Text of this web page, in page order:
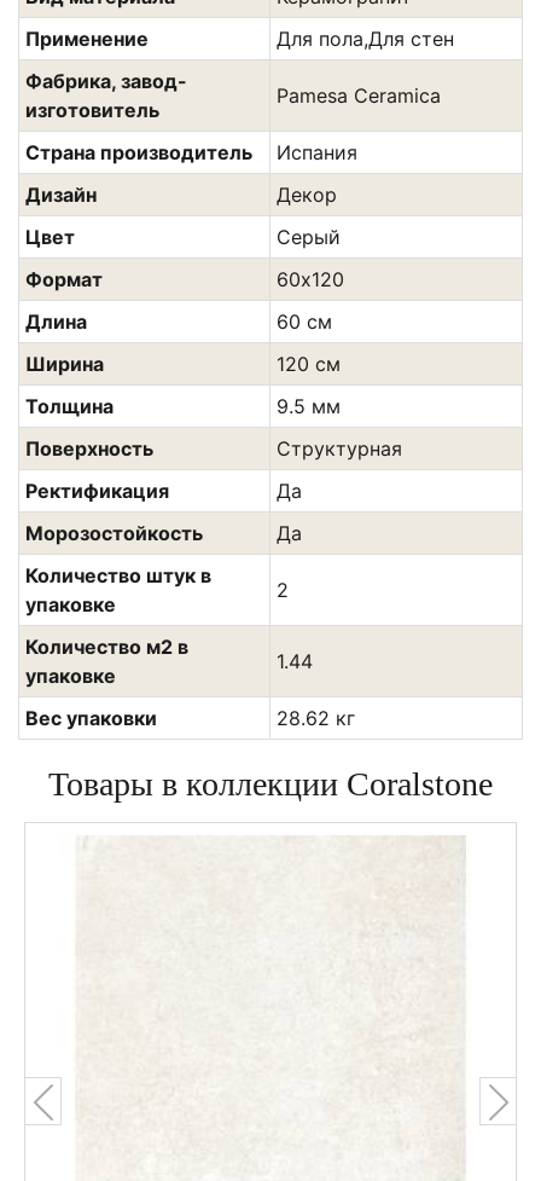
Применение
Для пола,Для стен
Фабрика, завод-
изготовитель
Pamesa Ceramica
Страна производитель
Испания
Дизайн
Декор
Цвет
Сeрый
Формат
60х120
Длина
60 см
Ширина
120 см
Толщина
9.5 мм
Поверхность
Структурная
Ректификация
Да
Морозостойкость
Да
Количество штук в
упаковке
2
Количество м2 в
упаковке
1.44
Вес упаковки 28.62 кг
Товары в коллекции Coralstone